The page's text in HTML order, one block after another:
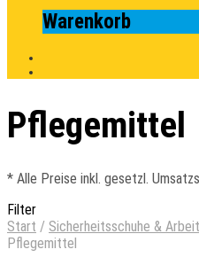
Warenkorb
Pflegemittel
* Alle Preise inkl. gesetzl.
Filter
Start / Sicherheitsschuhe &
Pflegemittel